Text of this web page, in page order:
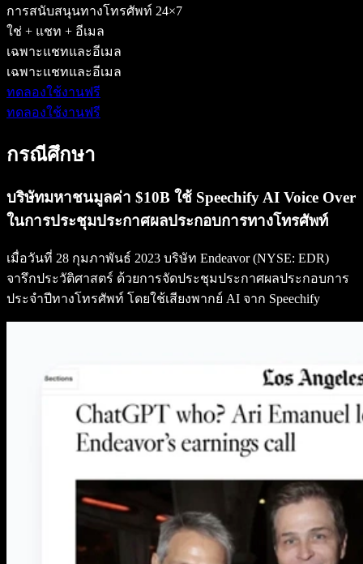
การสนับสนุนทางโทรศัพท์ 24×7
ใช่ + แชท + อีเมล
เฉพาะแชทและอีเมล
เฉพาะแชทและอีเมล
ทดลองใช้งานฟรี
ทดลองใช้งานฟรี
กรณีศึกษา
บริษัทมหาชนมูลค่า $10B ใช้ Speechify AI Voice Over
ในการประชุมประกาศผลประกอบการทางโทรศัพท์
เมื่อวันที่ 28 กุมภาพันธ์ 2023 บริษัท Endeavor (NYSE: EDR)
จารึกประวัติศาสตร์ ด้วยการจัดประชุมประกาศผลประกอบการ
ประจำปีทางโทรศัพท์ โดยใช้เสียงพากย์ AI จาก Speechify